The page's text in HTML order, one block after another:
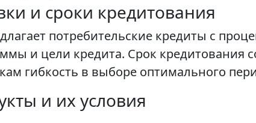
и сроки кредитования
потребительские кредиты с
и цели кредита. Срок кредитования
гибкость в выборе оптимального
и их условия